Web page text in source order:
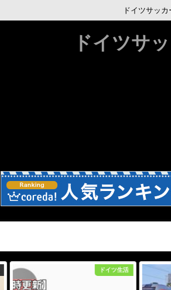
ドイツサッ
ドイツサ
ドイツ生活